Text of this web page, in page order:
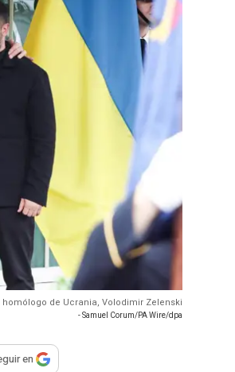
de Ucrania, Volodimir Zelenski
- Samuel Corum/PA Wire/dpa
en